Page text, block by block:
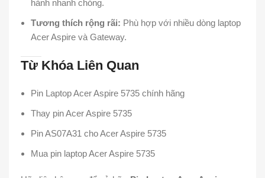
hành nhanh chóng.
Tương thích rộng rãi: Phù hợp với nhiều dòng laptop
Acer Aspire và Gateway.
Từ Khóa Liên Quan
Pin Laptop Acer Aspire 5735 chính hãng
Thay pin Acer Aspire 5735
Pin AS07A31 cho Acer Aspire 5735
Mua pin laptop Acer Aspire 5735